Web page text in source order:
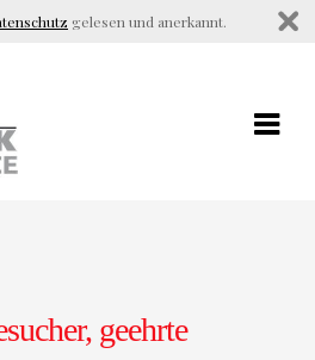
gelesen und anerkannt.
geehrte